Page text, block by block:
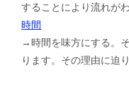
することにより流れが
時間
→時間を味方にする。
ります。その理由に迫